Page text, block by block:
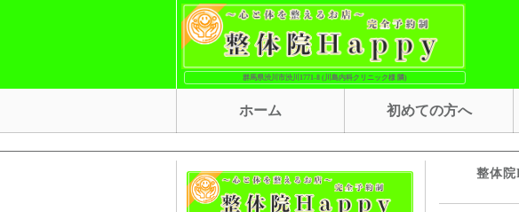
群馬県渋川市渋川1771-8 (川島内科クリニック様 隣)
ホーム 初めての方へ
整体